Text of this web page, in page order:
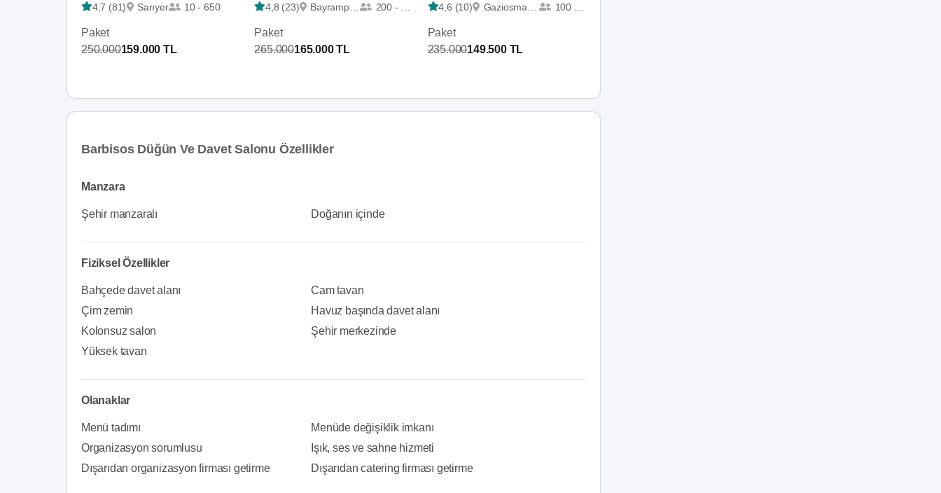
4,7 (81) Sarıyer 10 - 650
Paket
250.000159.000 TL
4,8 (23) Bayrampaşa 200 - 700
Paket
265.000165.000 TL
4,6 (10) Gaziosmanpaşa 100 - 625
Paket
235.000149.500 TL
Barbisos Düğün Ve Davet Salonu Özellikler
Manzara
Şehir manzaralı Doğanın içinde
Fiziksel Özellikler
Bahçede davet alanı
Cam tavan
Çim zemin
Havuz başında davet alanı
Kolonsuz salon
Şehir merkezinde
Yüksek tavan
Olanaklar
Menü tadımı
Menüde değişiklik imkanı
Organizasyon sorumlusu
Işık, ses ve sahne hizmeti
Dışarıdan organizasyon firması getirme
Dışarıdan catering firması getirme